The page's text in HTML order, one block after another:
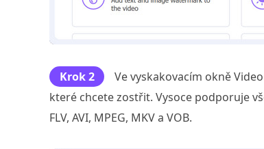
Krok 2
Ve vyskakovacím okně
které chcete zostřit. Vysoce podporuje
FLV, AVI, MPEG, MKV a VOB.